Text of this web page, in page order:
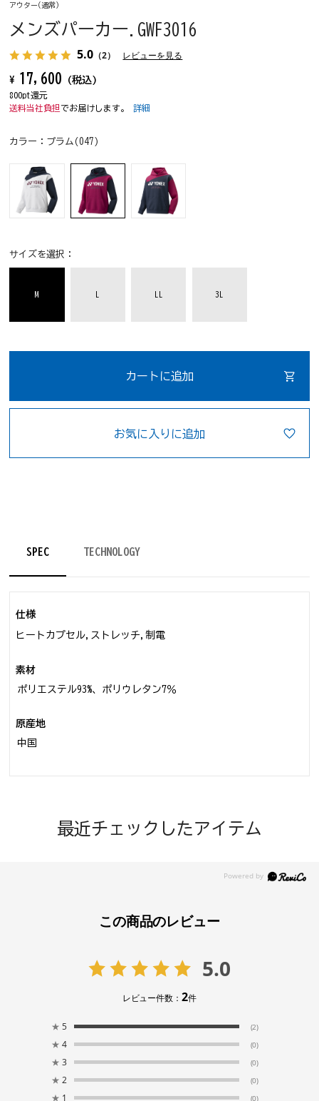
アウター(通常)
メンズパーカー.GWF3016
5.0 （2） レビューを見る
¥ 17,600 (税込)
800pt還元
送料当社負担 でお届けします。詳細
カラー： プラム(047)
サイズを選択：
M 3L
カートに追加
お気に入りに追加
SPEC TECHNOLOGY
仕様
ヒートカプセル,ストレッチ,制電
素材
ポリエステル93%、ポリウレタン7％
原産地
中国
最近チェックしたアイテム
この商品のレビュー
5.0
レビュー件数：2件
★ 5 (2)
★ 4 (0)
★ 3 (0)
★ 2 (0)
★ 1 (0)